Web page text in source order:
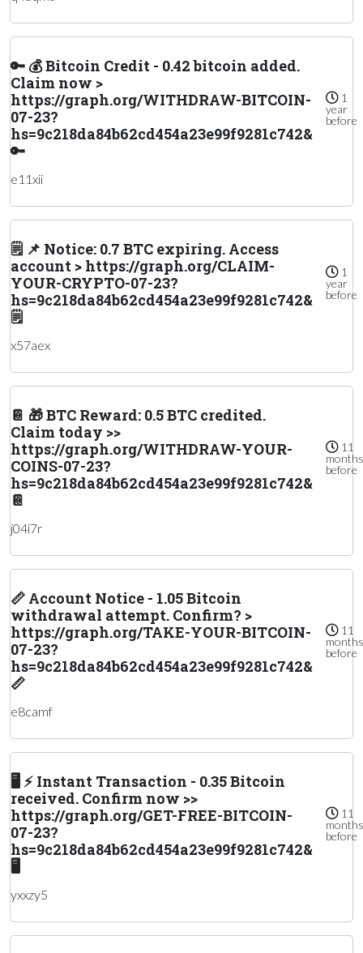
🔑 💰 Bitcoin Credit - 0.42 bitcoin added.
Claim now >
https://graph.org/WITHDRAW-BITCOIN-
07-23?
hs=9c218da84b62cd454a23e99f9281c742&
🔑
1
year
before
e11xii
🗒 📌 Notice: 0.7 BTC expiring. Access
account > https://graph.org/CLAIM-
YOUR-CRYPTO-07-23?
hs=9c218da84b62cd454a23e99f9281c742&
🗒
1
year
before
x57aex
📔 🎁 BTC Reward: 0.5 BTC credited.
Claim today >>
https://graph.org/WITHDRAW-YOUR-
COINS-07-23?
hs=9c218da84b62cd454a23e99f9281c742&
📔
11
months
before
j04i7r
📏 Account Notice - 1.05 Bitcoin
withdrawal attempt. Confirm? >
https://graph.org/TAKE-YOUR-BITCOIN-
07-23?
hs=9c218da84b62cd454a23e99f9281c742&
📏
11
months
before
e8camf
🖥 ⚡ Instant Transaction - 0.35 Bitcoin
received. Confirm now >>
https://graph.org/GET-FREE-BITCOIN-
07-23?
hs=9c218da84b62cd454a23e99f9281c742&
🖥
11
months
before
yxxzy5